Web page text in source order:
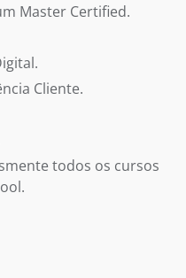
Master Certified.
Cliente.
todos os cursos